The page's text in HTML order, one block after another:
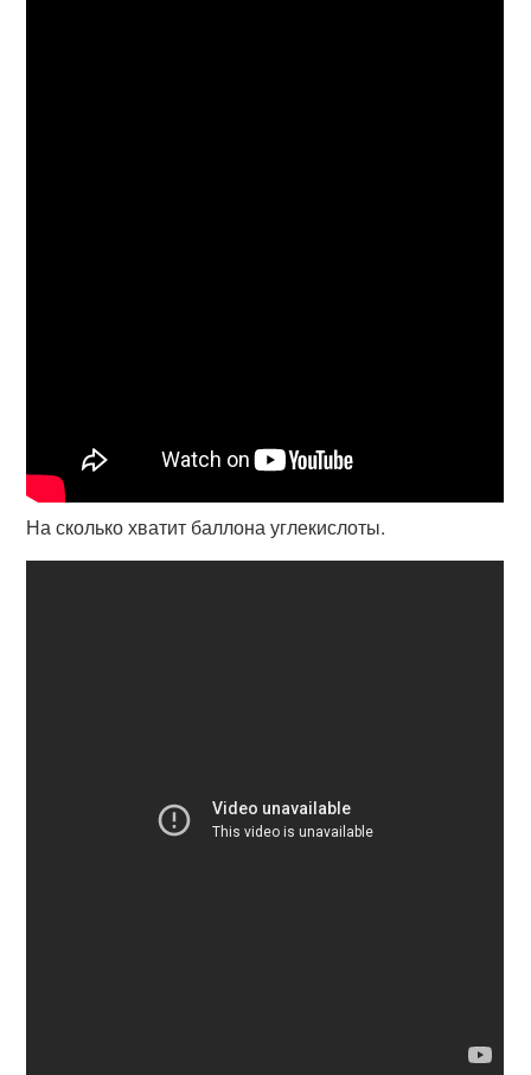
На сколько хватит баллона углекислоты.